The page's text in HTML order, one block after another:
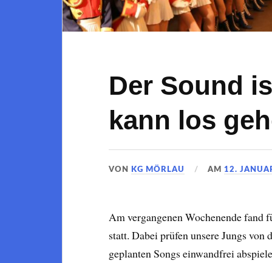
Der Sound
kann los
VON KG MÖRLAU AM12.
Am vergangenen Wochenende fand
statt. Dabei prüfen unsere Jungs
geplanten Songs einwandfrei